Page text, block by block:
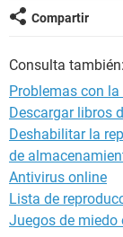
verificar los
verificar la
cambiar la pasta
reinstalar
con todo esto, el
alguna idea?
mi pc es una
procesador intel
ram 4gb
windows ultimate
Compartir
Consulta también:
Problemas con
Descargar libros
Deshabilitar la
de
Antivirus online
Lista de
Juegos de miedo